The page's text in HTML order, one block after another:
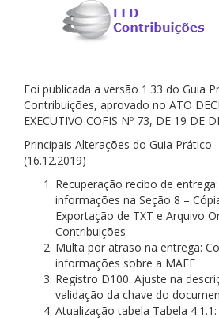
Foi publicada a versão 1.33 do Guia
Contribuições, aprovado no ATO
EXECUTIVO COFIS Nº 73, DE 19 DE
Principais Alterações do Guia Prático
(16.12.2019)
Recuperação recibo de
informações na Seção 8 –
Exportação de TXT e Arquivo
Contribuições
Multa por atraso na entrega:
informações sobre a MAEE
Registro D100: Ajuste na
validação da chave do
Atualização tabela Tabela